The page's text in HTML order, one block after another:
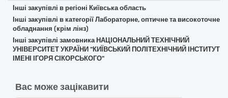
Інші закупівлі в регіоні Київська область
Інші закупівлі в категорії Лабораторне, оптичне та високоточне
обладнання (крім лінз)
Інші закупівлі замовника НАЦІОНАЛЬНИЙ ТЕХНІЧНИЙ
УНІВЕРСИТЕТ УКРАЇНИ "КИЇВСЬКИЙ ПОЛІТЕХНІЧНИЙ ІНСТИТУТ
ІМЕНІ ІГОРЯ СІКОРСЬКОГО"
Вас може зацікавити